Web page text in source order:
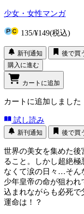
少女・女性マンガ
135/¥149(税込)
新刊通知
後で買
購入に進む
カートに追加
カートに追加しました
試し読み
新刊通知 後で買
世界の美女を集めた
ること。しかし超絶
なくて涙の日々…そん
少年皇帝の命が狙われ
込まれながらも必死
運命は！？